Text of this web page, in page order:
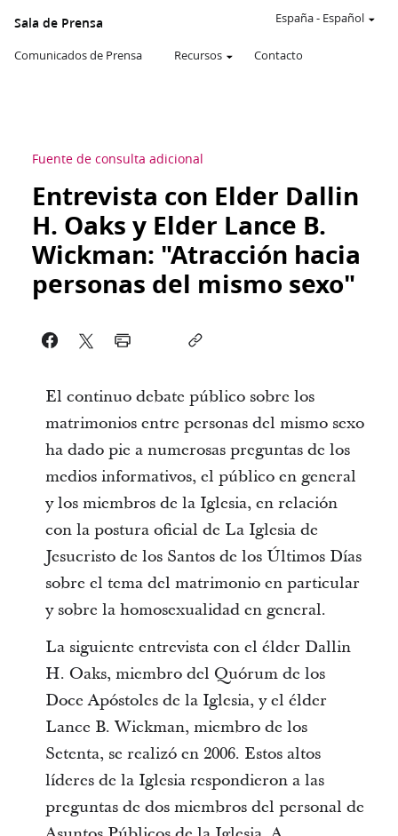
Sala de Prensa
Comunicados de Prensa Recursos Contacto
España- Español
Fuente de consulta adicional
Entrevista con Elder Dallin
H. Oaks y Elder Lance B.
Wickman: "Atracción hacia
personas del mismo sexo"
El continuo debate público sobre los
matrimonios entre personas del mismo sexo
ha dado pie a numerosas preguntas de los
medios informativos, el público en general
y los miembros de la Iglesia, en relación
con la postura oficial de La Iglesia de
Jesucristo de los Santos de los Últimos Días
sobre el tema del matrimonio en particular
y sobre la homosexualidad en general.
La siguiente entrevista con el élder Dallin
H. Oaks, miembro del Quórum de los
Doce Apóstoles de la Iglesia, y el élder
Lance B. Wickman, miembro de los
Setenta, se realizó en 2006. Estos altos
líderes de la Iglesia respondieron a las
preguntas de dos miembros del personal de